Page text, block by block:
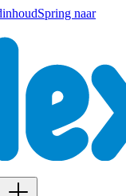
Spring naar